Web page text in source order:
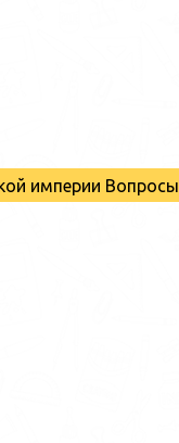
империи Вопросы